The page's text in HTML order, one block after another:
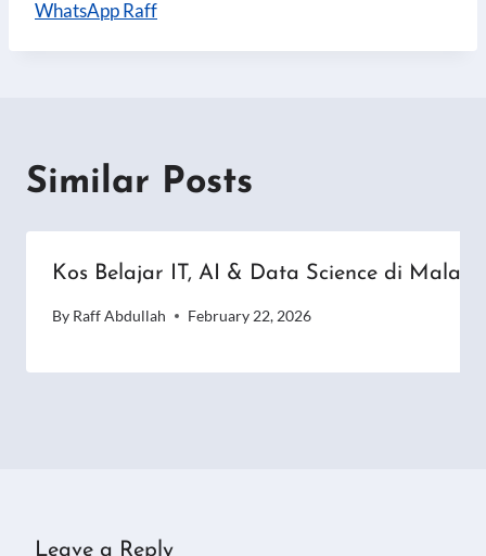
WhatsApp Raff
Similar Posts
Kos Belajar IT, AI & Data Science di
By Raff Abdullah February 22, 2026
Leave a Reply